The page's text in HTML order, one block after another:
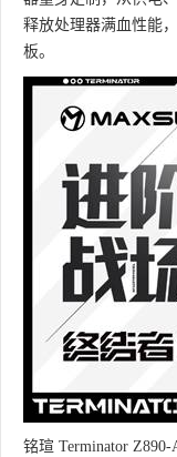
释放处理器满血性能
板。
铭瑄 Terminator